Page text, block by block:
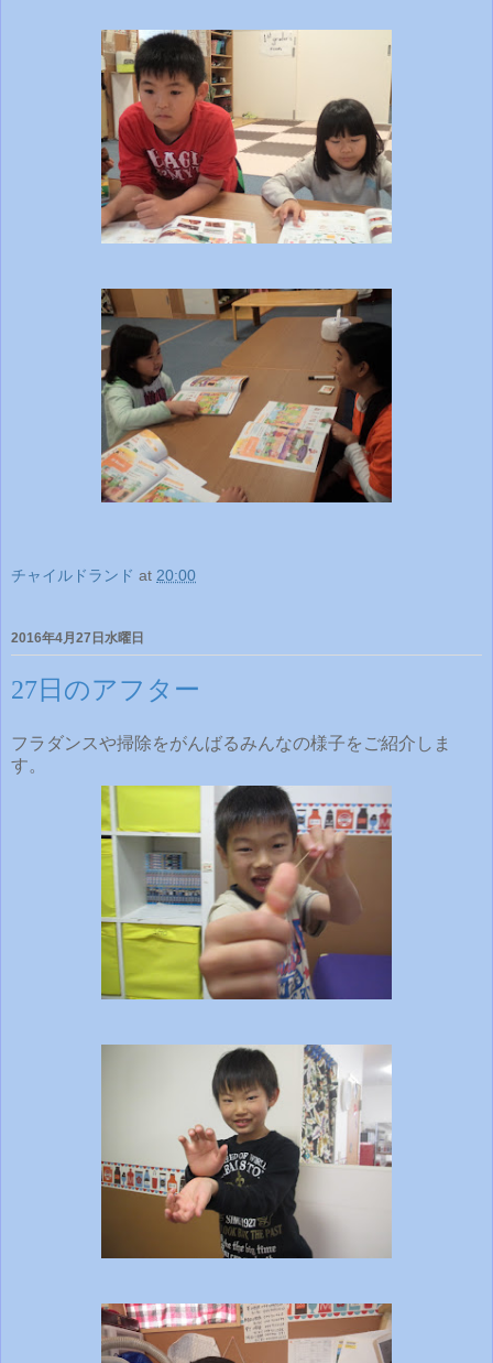
チャイルドランド at 20:00
2016年4月27日水曜日
27日のアフター
フラダンスや掃除をがんばるみんなの様子をご紹介しま
す。